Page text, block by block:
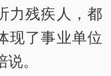
力残疾人，都
现了事业单位
。